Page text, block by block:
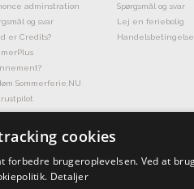
adminstration
og svar
er Credits?
Sommerferie.NU
Spørgsmål og svar
Lej en feriebolig
cookies
forbedre brugeroplevelsen. Ved at
Detaljer